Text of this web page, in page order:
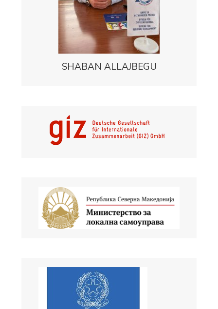
SHABAN ALLAJBEGU